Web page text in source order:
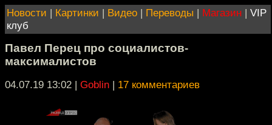
Новости | Картинки | Видео | Переводы | Магазин | VIP
клуб
Павел Перец про социалистов-
максималистов
04.07.19 13:02 | Goblin | 17 комментариев